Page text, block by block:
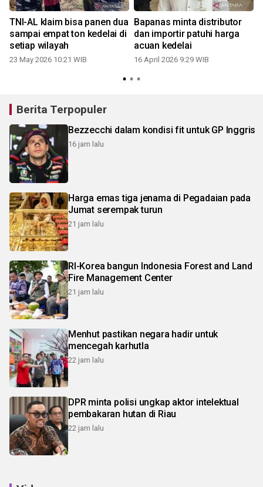
TNI-AL klaim bisa panen dua
sampai empat ton kedelai di
setiap wilayah
23 May 2026 10:21 WIB
Bapanas minta distributor
dan importir patuhi harga
acuan kedelai
16 April 2026 9:29 WIB
Berita Terpopuler
Bezzecchi dalam kondisi fit untuk GP Inggris
16 jam lalu
Harga emas tiga jenama di Pegadaian pada
Jumat serempak turun
21 jam lalu
RI-Korea bangun Indonesia Forest and Land
Fire Management Center
21 jam lalu
Menhut pastikan negara hadir untuk
mencegah karhutla
22 jam lalu
DPR minta polisi ungkap aktor intelektual
pembakaran hutan di Riau
22 jam lalu